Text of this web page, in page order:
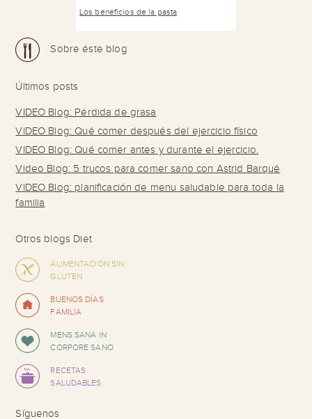
Los beneficios de la pasta
Sobre éste blog
Últimos posts
VIDEO Blog: Pérdida de grasa
VIDEO Blog: Qué comer después del ejercicio físico
VIDEO Blog: Qué comer antes y durante el ejercicio.
Video Blog: 5 trucos para comer sano con Astrid Barqué
VIDEO Blog: planificación de menu saludable para toda la
familia
Otros blogs Diet
ALIMENTACIÓN SIN
GLUTEN
BUENOS DÍAS
FAMILIA
MENS SANA IN
CORPORE SANO
RECETAS
SALUDABLES
Síguenos